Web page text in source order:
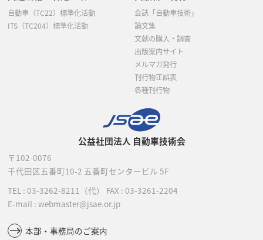
公益社団法人 自動車技術会
〒102-0076
千代田区五番町10-2 五番町センタービル 5F
TEL : 03-3262-8211 （代） FAX : 03-3261-2204
E-mail : webmaster@jsae.or.jp
本部・事務局のご案内
自動車（TC22）標準化活動
ITS（TC204）標準化活動
会誌「自動車技術」
論文集
文献の購入・調査
出版案内サイト
メルマガ発行
刊行物正誤表
各種刊行物